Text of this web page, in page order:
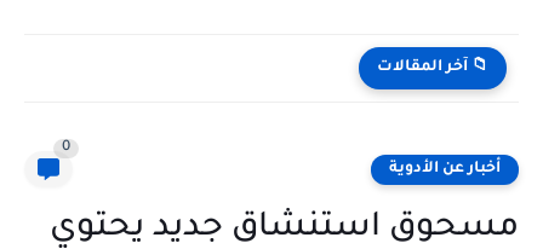
📁 آخر المقالات
أخبار عن الأدوية
0
مسحوق استنشاق جديد يحتوي